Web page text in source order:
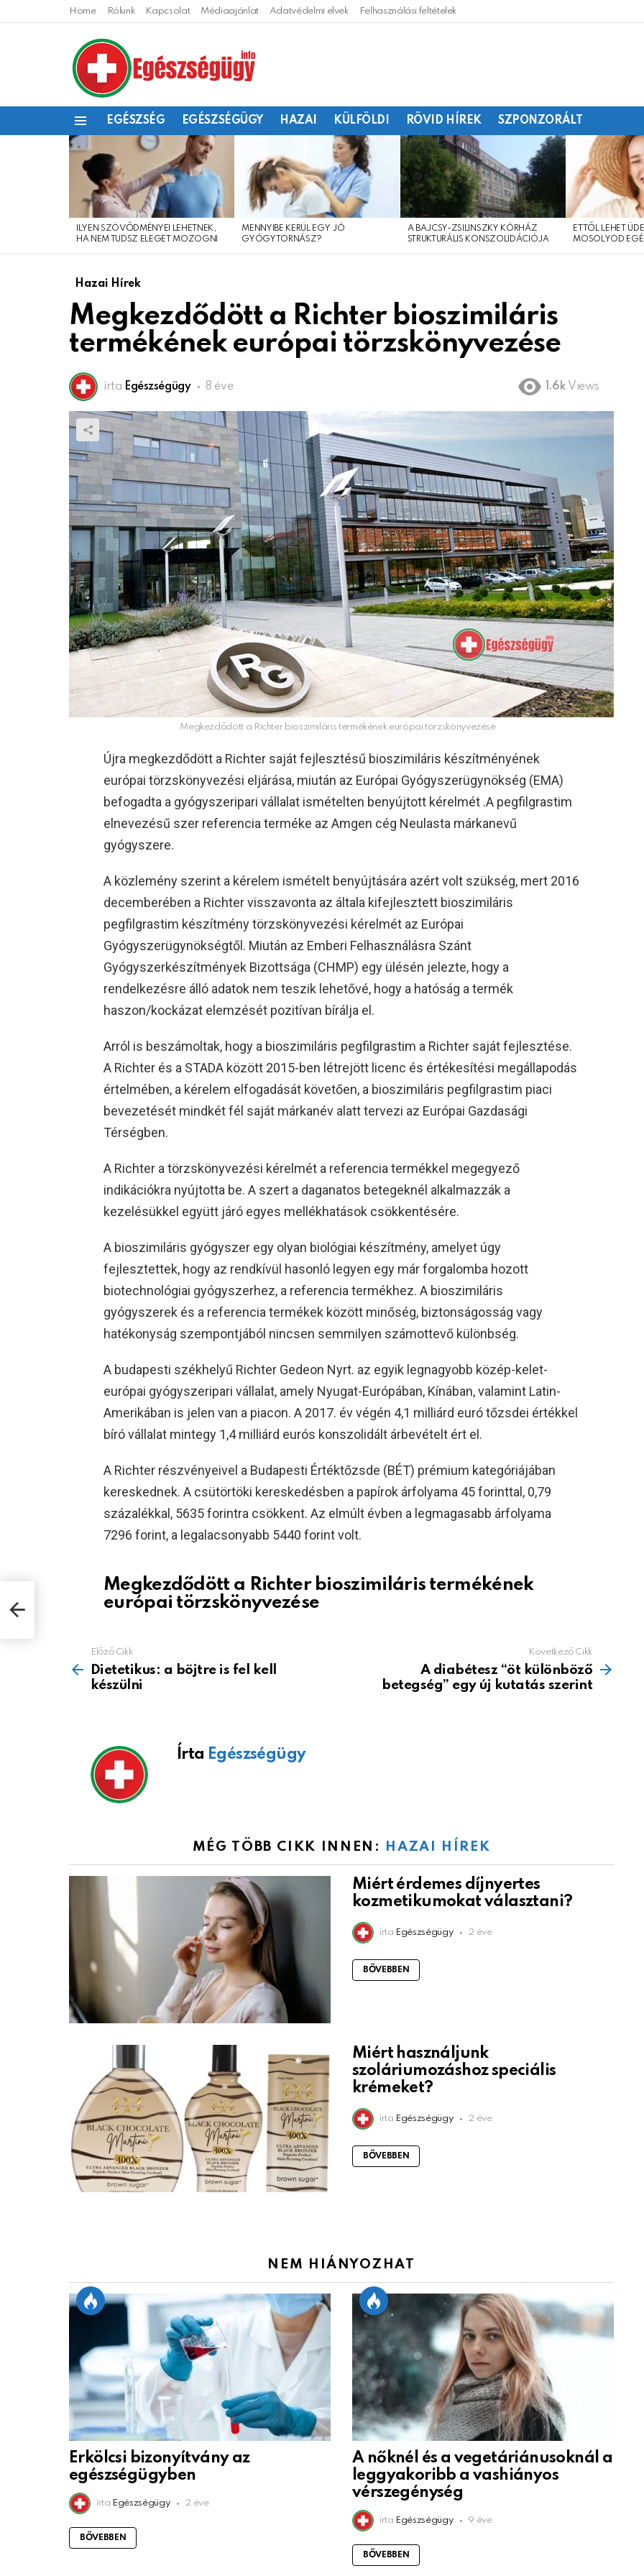
Home Rólunk Kapcsolat Médiaajánlat Adatvédelmi elvek Felhasználási feltételek
EGÉSZSÉG EGÉSZSÉGÜGY HAZAI KÜLFÖLDI RÖVID HÍREK SZPONZORÁLT
LEGFRISSEBB
CIKKEINK
ILYEN SZÖVŐDMÉNYEI LEHETNEK,
HA NEM TUDSZ ELEGET MOZOGNI
MENNYIBE KERÜL EGY JÓ
GYÓGYTORNÁSZ?
A BAJCSY-ZSILINSZKY KÓRHÁZ
STRUKTURÁLIS KONSZOLIDÁCIÓJA
ETTŐL LEHET
MOSOLYOD
Hazai Hírek
Megkezdődött a Richter bioszimiláris
termékének európai törzskönyvezése
írta Egészségügy 8 éve 1.6k Views
Megkezdődött a Richter bioszimiláris termékének európai törzskönyvezése
Újra megkezdődött a Richter saját fejlesztésű bioszimiláris készítményének
európai törzskönyvezési eljárása, miután az Európai Gyógyszerügynökség (EMA)
befogadta a gyógyszeripari vállalat ismételten benyújtott kérelmét .A pegfilgrastim
elnevezésű szer referencia terméke az Amgen cég Neulasta márkanevű
gyógyszere.
A közlemény szerint a kérelem ismételt benyújtására azért volt szükség, mert 2016
decemberében a Richter visszavonta az általa kifejlesztett bioszimiláris
pegfilgrastim készítmény törzskönyvezési kérelmét az Európai
Gyógyszerügynökségtől. Miután az Emberi Felhasználásra Szánt
Gyógyszerkészítmények Bizottsága (CHMP) egy ülésén jelezte, hogy a
rendelkezésre álló adatok nem teszik lehetővé, hogy a hatóság a termék
haszon/kockázat elemzését pozitívan bírálja el.
Arról is beszámoltak, hogy a bioszimiláris pegfilgrastim a Richter saját fejlesztése.
A Richter és a STADA között 2015-ben létrejött licenc és értékesítési megállapodás
értelmében, a kérelem elfogadását követően, a bioszimiláris pegfilgrastim piaci
bevezetését mindkét fél saját márkanév alatt tervezi az Európai Gazdasági
Térségben.
A Richter a törzskönyvezési kérelmét a referencia termékkel megegyező
indikációkra nyújtotta be. A szert a daganatos betegeknél alkalmazzák a
kezelésükkel együtt járó egyes mellékhatások csökkentésére.
A bioszimiláris gyógyszer egy olyan biológiai készítmény, amelyet úgy
fejlesztettek, hogy az rendkívül hasonló legyen egy már forgalomba hozott
biotechnológiai gyógyszerhez, a referencia termékhez. A bioszimiláris
gyógyszerek és a referencia termékek között minőség, biztonságosság vagy
hatékonyság szempontjából nincsen semmilyen számottevő különbség.
A budapesti székhelyű Richter Gedeon Nyrt. az egyik legnagyobb közép-kelet-
európai gyógyszeripari vállalat, amely Nyugat-Európában, Kínában, valamint Latin-
Amerikában is jelen van a piacon. A 2017. év végén 4,1 milliárd euró tőzsdei értékkel
bíró vállalat mintegy 1,4 milliárd eurós konszolidált árbevételt ért el.
A Richter részvényeivel a Budapesti Értéktőzsde (BÉT) prémium kategóriájában
kereskednek. A csütörtöki kereskedésben a papírok árfolyama 45 forinttal, 0,79
százalékkal, 5635 forintra csökkent. Az elmúlt évben a legmagasabb árfolyama
7296 forint, a legalacsonyabb 5440 forint volt.
Megkezdődött a Richter bioszimiláris termékének
európai törzskönyvezése
more
Előző Cikk
Dietetikus: a böjtre is fel kell
készülni
Következő Cikk
A diabétesz “öt különböző
betegség” egy új kutatás szerint
Írta Egészségügy
MÉG TÖBB CIKK INNEN: HAZAI HÍREK
Miért érdemes díjnyertes
kozmetikumokat választani?
írta Egészségügy 2 éve
BŐVEBBEN
Miért használjunk
szoláriumozáshoz speciális
krémeket?
írta Egészségügy 2 éve
BŐVEBBEN
NEM HIÁNYOZHAT
Erkölcsi bizonyítvány az
egészségügyben
írta Egészségügy 2 éve
BŐVEBBEN
A nőknél és a vegetáriánusoknál a
leggyakoribb a vashiányos
vérszegénység
írta Egészségügy 9 éve
BŐVEBBEN